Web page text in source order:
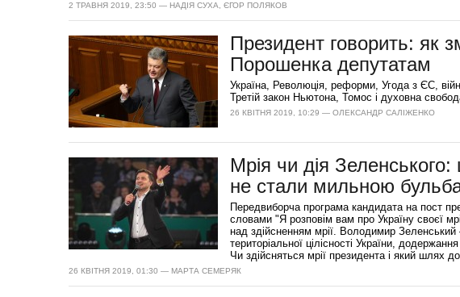
2 ТРАВНЯ 2019, 23:50 — НАДІЯ СУХА, ЄГОР ПОЛЯКОВ
Президент говорить: як
Порошенка депутатам
Україна, Революція, реформи, Угода з ЄС,
Третій закон Ньютона, Томос і духовна
26 КВІТНЯ 2019, 10:29 — ОЛЕКСАНДР САЛІЖЕНКО
Мрія чи дія Зеленського:
не стали мильною
Передвиборча програма кандидата на пост
словами "Я розповім вам про Україну своєї
над здійсненням мрії. Володимир Зеленський
територіальної цілісності України,
Чи здійсняться мрії президента і який шлях
26 КВІТНЯ 2019, 01:30 — МАРТА СЕМЕРЯК